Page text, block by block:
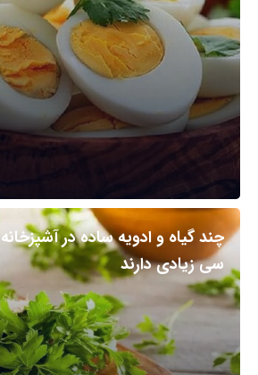
چند گیاه و ادویه ساده در
سی زیادی دارند